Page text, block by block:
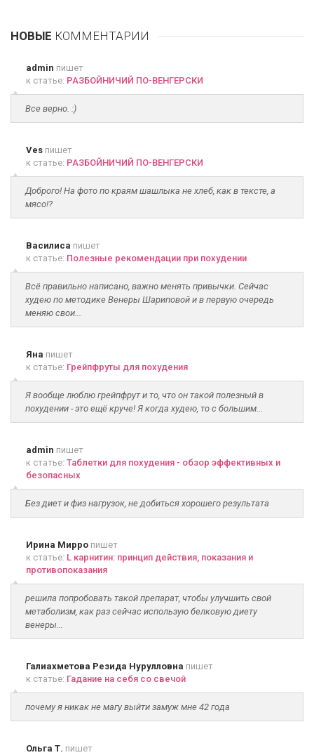
НОВЫЕ КОММЕНТАРИИ
admin пишет
к статье: РАЗБОЙНИЧИЙ ПО-ВЕНГЕРСКИ
Все верно. :)
Ves пишет
к статье: РАЗБОЙНИЧИЙ ПО-ВЕНГЕРСКИ
Доброго! На фото по краям шашлыка не хлеб, как в тексте, а
мясо!?
Василиса пишет
к статье: Полезные рекомендации при похудении
Всё правильно написано, важно менять привычки. Сейчас
худею по методике Венеры Шариповой и в первую очередь
меняю свои...
Яна пишет
к статье: Грейпфруты для похудения
Я вообще люблю грейпфрут и то, что он такой полезный в
похудении - это ещё круче! Я когда худею, то с большим...
admin пишет
к статье: Таблетки для похудения - обзор эффективных и
безопасных
Без диет и физ нагрузок, не добиться хорошего результата
Ирина Мирро пишет
к статье: L карнитин: принцип действия, показания и
противопоказания
решила попробовать такой препарат, чтобы улучшить свой
метаболизм, как раз сейчас использую белковую диету
венеры...
Галиахметова Резида Нурулловна пишет
к статье: Гадание на себя со свечой
почему я никак не магу выйти замуж мне 42 года
Ольга Т. пишет